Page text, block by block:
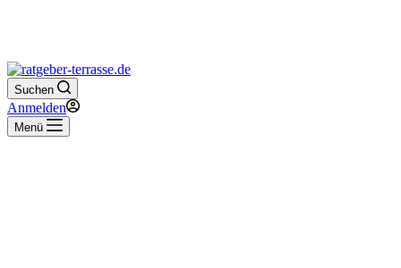
Suchen
Anmelden
Menü